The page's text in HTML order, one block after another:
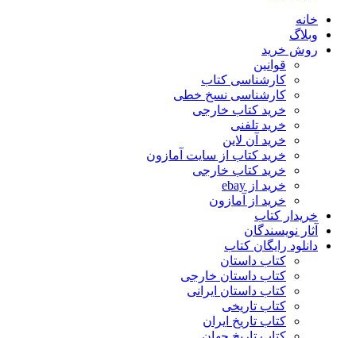
خانه
وبلاگ
روش خرید
قوانین
کارشناسی کتاب
کارشناسی نسخ خطی
خرید کتاب خارجی
خرید تلفنی
خرید آن لاین
خرید کتاب از سایت آمازون
خرید کتاب خارجی
خرید از ebay
خرید از آمازون
خریدار کتاب
آثار نویسندگان
دانلود رایگان کتاب
کتاب داستان
کتاب داستان خارجی
کتاب داستان ایرانی
کتاب تاریخی
کتاب تاریخ ایران